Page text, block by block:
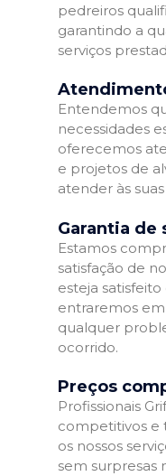
pedreiros
garantindo a
serviços
Entendemos
necessidades
oferecemos
e projetos de
atender às
Garantia de
Estamos
satisfação de
esteja
entraremos
qualquer
ocorrido.
Preços
Profissionais
competitivos e
os nossos
sem surpresas